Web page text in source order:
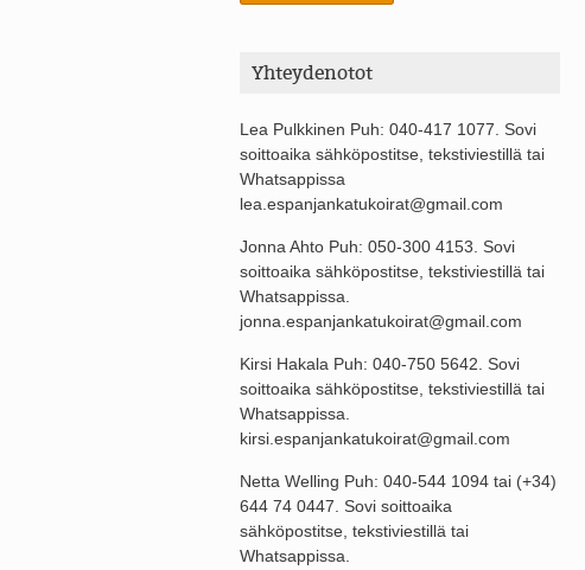
Yhteydenotot
Lea Pulkkinen Puh: 040-417 1077. Sovi
soittoaika sähköpostitse, tekstiviestillä tai
Whatsappissa
lea.espanjankatukoirat@gmail.com
Jonna Ahto Puh: 050-300 4153. Sovi
soittoaika sähköpostitse, tekstiviestillä tai
Whatsappissa.
jonna.espanjankatukoirat@gmail.com
Kirsi Hakala Puh: 040-750 5642. Sovi
soittoaika sähköpostitse, tekstiviestillä tai
Whatsappissa.
kirsi.espanjankatukoirat@gmail.com
Netta Welling Puh: 040-544 1094 tai (+34)
644 74 0447. Sovi soittoaika
sähköpostitse, tekstiviestillä tai
Whatsappissa.